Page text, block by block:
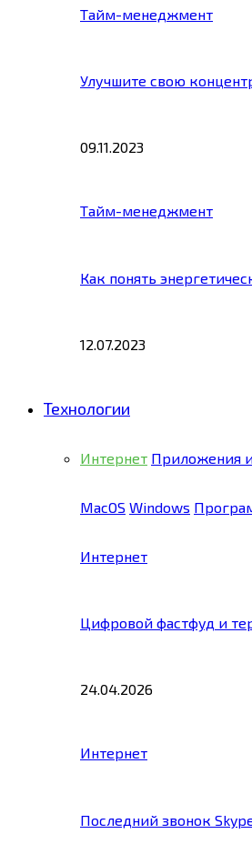
Тайм-менеджмент
Улучшите свою
09.11.2023
Тайм-менеджмент
Как понять
12.07.2023
Технологии
Интернет Приложения
MacOS Windows
Интернет
Цифровой фастфуд и
24.04.2026
Интернет
Последний звонок